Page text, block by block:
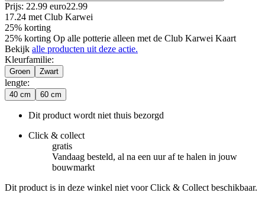
Prijs: 22.99 euro22.99
17.24 met Club Karwei
25% korting
25% korting Op alle potterie alleen met de Club Karwei Kaart
Bekijk alle producten uit deze actie.
Kleurfamilie:
Groen Zwart
lengte:
40 cm 60 cm
Dit product wordt niet thuis bezorgd
Click & collect
gratis
Vandaag besteld, al na een uur af te halen in jouw
bouwmarkt
Dit product is in deze winkel niet voor Click & Collect beschikbaar.